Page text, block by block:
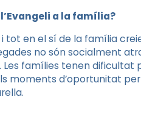
a la família?
tot en el sí de la família
no són socialment
famílies tenen
moments d’oportunitat